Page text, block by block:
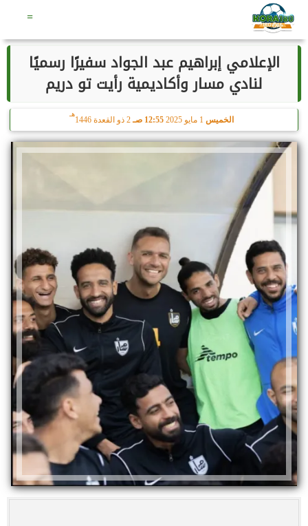
=
الإعلامي إبراهيم عبد الجواد سفيرًا رسميًا
لنادي مسار وأكاديمية رأيت تو دريم
الخميس 12:55 صـ 2 ذو القعدة 1446
هـ